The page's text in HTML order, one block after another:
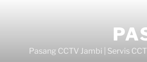
Pasang CCTV Jambi | Servis